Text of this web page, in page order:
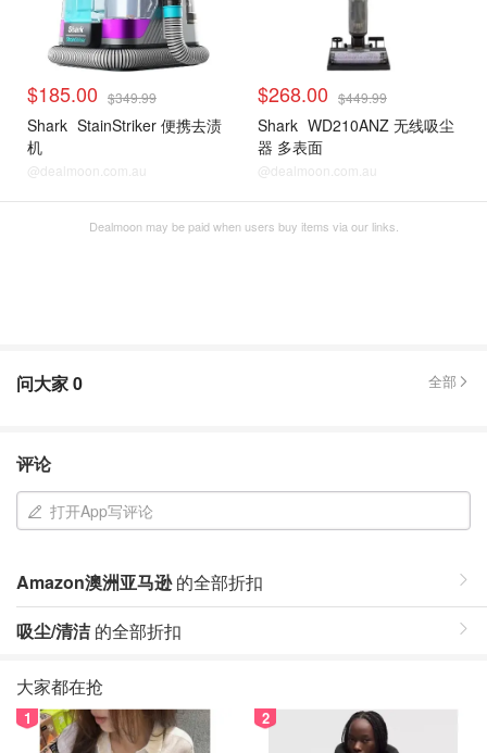
$185.00 $349.99
Shark StainStriker 便携去渍
机
@dealmoon.com.au
$268.00 $449.99
Shark WD210ANZ 无线吸尘
器 多表面
@dealmoon.com.au
Dealmoon may be paid when users buy items via our links.
问大家0 全部
评论
打开App写评论
Amazon澳洲亚马逊的全部折扣
吸尘/清洁的全部折扣
大家都在抢
1 2